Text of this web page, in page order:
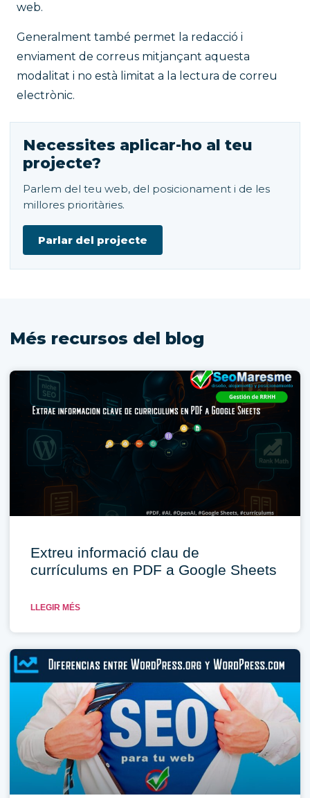
web.
Generalment també permet la redacció i
enviament de correus mitjançant aquesta
modalitat i no està limitat a la lectura de correu
electrònic.
Necessites aplicar-ho al teu
projecte?
Parlem del teu web, del posicionament i de les
millores prioritàries.
Parlar del projecte
Més recursos del blog
Extreu informació clau de
currículums en PDF a Google Sheets
LLEGIR MÉS